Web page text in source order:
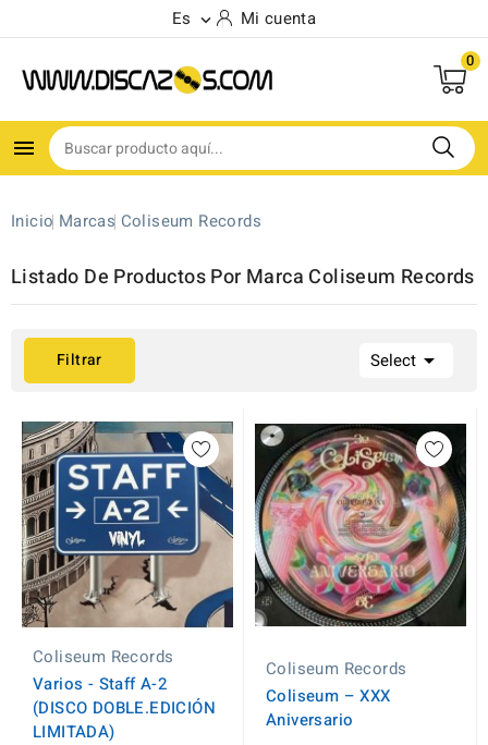
Es  Mi cuenta
0

Inicio Marcas Coliseum Records
Listado De Productos Por Marca Coliseum Records
Filtrar Select 
Coliseum Records
Varios - Staff A-2
(DISCO DOBLE.EDICIÓN
LIMITADA)
Coliseum Records
Coliseum ‎– XXX
Aniversario